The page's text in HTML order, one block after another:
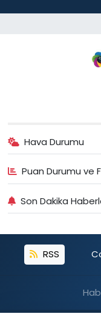
Hava Durumu
Puan Durumu ve
Son Dakika
RSS